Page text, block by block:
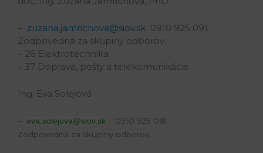
– zuzana.jamrichova@siov.sk 0910 925 091
Zodpovedná za skupiny odborov:
– 26 Elektrotechnika
– 37 Doprava, pošty a telekomunikácie
Ing. Eva Solejová
– eva.solejova@siov.sk 0910 925 081
Zodpovedná za skupiny odborov: